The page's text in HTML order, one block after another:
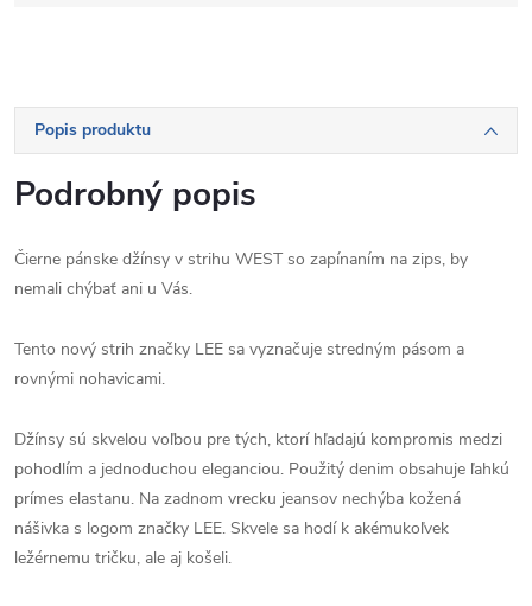
Popis produktu
Podrobný popis
Čierne pánske džínsy v strihu WEST so zapínaním na zips, by
nemali chýbať ani u Vás.
Tento nový strih značky LEE sa vyznačuje stredným pásom a
rovnými nohavicami.
Džínsy sú skvelou voľbou pre tých, ktorí hľadajú kompromis medzi
pohodlím a jednoduchou eleganciou. Použitý denim obsahuje ľahkú
prímes elastanu. Na zadnom vrecku jeansov nechýba kožená
nášivka s logom značky LEE. Skvele sa hodí k akémukoľvek
ležérnemu tričku, ale aj košeli.